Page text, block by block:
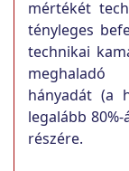
mértékét
tényleges
technikai
meghaladó
hányadát (a
legalább
részére.